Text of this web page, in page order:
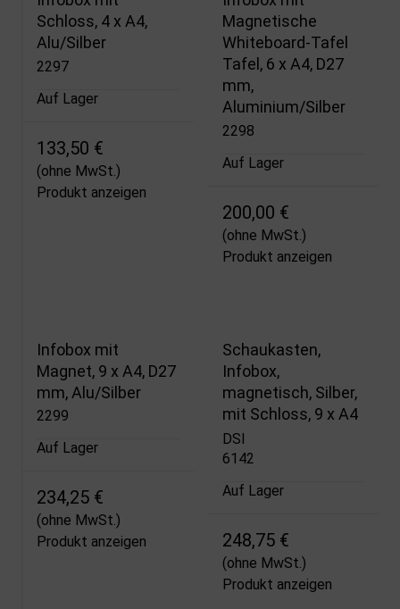
Schloss, 4 x A4,
Alu/Silber
2297
Auf Lager
133,50 €
(ohne MwSt.)
Produkt anzeigen
Magnetische
Whiteboard-Tafel
Tafel, 6 x A4, D27
mm,
Aluminium/Silber
2298
Auf Lager
200,00 €
(ohne MwSt.)
Produkt anzeigen
Infobox mit
Magnet, 9 x A4, D27
mm, Alu/Silber
2299
Auf Lager
234,25 €
(ohne MwSt.)
Produkt anzeigen
Schaukasten,
Infobox,
magnetisch, Silber,
mit Schloss, 9 x A4
DSI
6142
Auf Lager
248,75 €
(ohne MwSt.)
Produkt anzeigen